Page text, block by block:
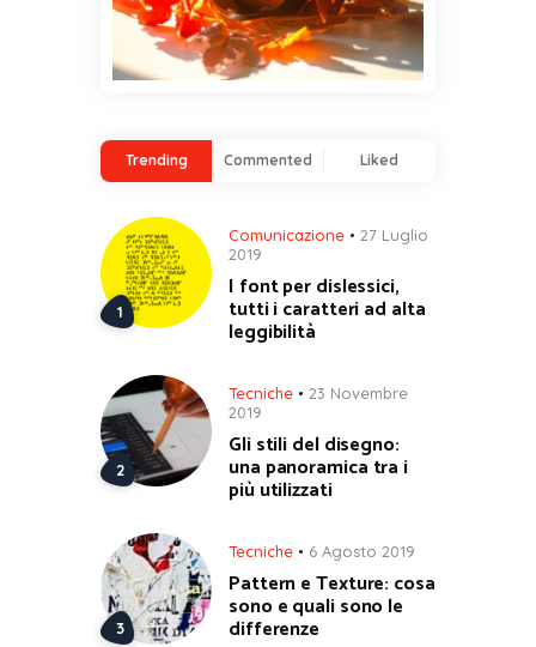
Trending Commented Liked
Comunicazione
27 Luglio
2019
I font per dislessici,
tutti i caratteri ad alta
leggibilità
Tecniche
23 Novembre
2019
Gli stili del disegno:
una panoramica tra i
più utilizzati
Tecniche 6 Agosto 2019
Pattern e Texture: cosa
sono e quali sono le
differenze